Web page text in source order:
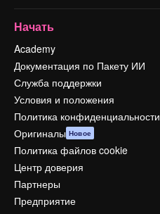
Начать
Academy
Документация по Пакету ИИ
Служба поддержки
Условия и положения
Политика конфиденциальности
Оригиналы Новое
Политика файлов cookie
Центр доверия
Партнеры
Предприятие